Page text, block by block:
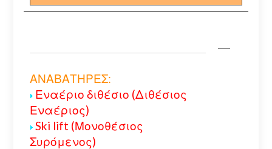
ΑΝΑΒΑΤΗΡΕΣ:
Εναέριο διθέσιο (Διθέσιος
Εναέριος)
Ski lift (Μονοθέσιος
Συρόμενος)